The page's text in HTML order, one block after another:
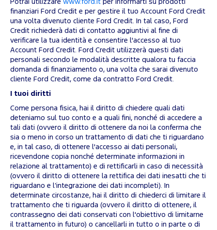
Potrai utilizzare www.ford.it per informarti su prodotti
finanziari Ford Credit e per gestire il tuo Account Ford Credit
una volta divenuto cliente Ford Credit. In tal caso, Ford
Credit richiederà dati di contatto aggiuntivi al fine di
verificare la tua identità e consentire l'accesso al tuo
Account Ford Credit. Ford Credit utilizzerà questi dati
personali secondo le modalità descritte qualora tu faccia
domanda di finanziamento o, una volta che sarai divenuto
cliente Ford Credit, come da contratto Ford Credit.
I tuoi diritti
Come persona fisica, hai il diritto di chiedere quali dati
deteniamo sul tuo conto e a quali fini, nonché di accedere a
tali dati (ovvero il diritto di ottenere da noi la conferma che
sia o meno in corso un trattamento di dati che ti riguardano
e, in tal caso, di ottenere l'accesso ai dati personali,
ricevendone copia nonché determinate informazioni in
relazione al trattamento) e di rettificarli in caso di necessità
(ovvero il diritto di ottenere la rettifica dei dati inesatti che ti
riguardano e l’integrazione dei dati incompleti). In
determinate circostanze, hai il diritto di chiederci di limitare il
trattamento che ti riguarda (ovvero il diritto di ottenere, il
contrassegno dei dati conservati con l'obiettivo di limitarne
il trattamento in futuro) o cancellarli in tutto o in parte o di